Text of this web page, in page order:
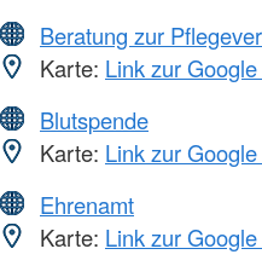
Beratung zur
Karte: Link zur
Blutspende
Karte: Link zur
Ehrenamt
Karte: Link zur